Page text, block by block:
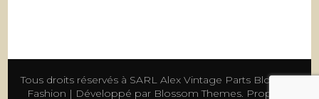
Tous droits réservés à SARL Alex Vintage Parts Blossom
Fashion | Développé par Blossom Themes. Propulsé